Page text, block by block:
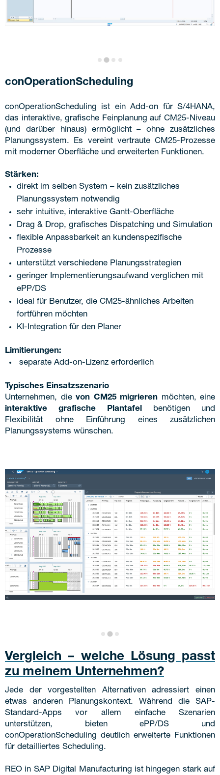
conOperationScheduling
conOperationScheduling ist ein Add-on für S/4HANA,
das interaktive, grafische Feinplanung auf CM25-Niveau
(und darüber hinaus) ermöglicht – ohne zusätzliches
Planungssystem. Es vereint vertraute CM25-Prozesse
mit moderner Oberfläche und erweiterten Funktionen.
Stärken:
direkt im selben System – kein zusätzliches
Planungssystem notwendig
sehr intuitive, interaktive Gantt-Oberfläche
Drag & Drop, grafisches Dispatching und Simulation
flexible Anpassbarkeit an kundenspezifische
Prozesse
unterstützt verschiedene Planungsstrategien
geringer Implementierungsaufwand verglichen mit
ePP/DS
ideal für Benutzer, die CM25-ähnliches Arbeiten
fortführen möchten
KI-Integration für den Planer
Limitierungen:
separate Add-on-Lizenz erforderlich
Typisches Einsatzszenario
Unternehmen, die von CM25 migrieren möchten, eine
interaktive grafische Plantafel benötigen und
Flexibilität ohne Einführung eines zusätzlichen
Planungssystems wünschen.
Vergleich – welche Lösung passt
zu meinem Unternehmen?
Jede der vorgestellten Alternativen adressiert einen
etwas anderen Planungskontext. Während die SAP-
Standard-Apps vor allem einfache Szenarien
unterstützen, bieten ePP/DS und
conOperationScheduling deutlich erweiterte Funktionen
für detailliertes Scheduling.
REO in SAP Digital Manufacturing ist hingegen stark auf